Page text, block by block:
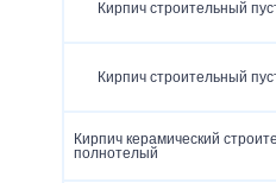
Кирпич строительный
Кирпич строительный
Кирпич керамический
полнотелый